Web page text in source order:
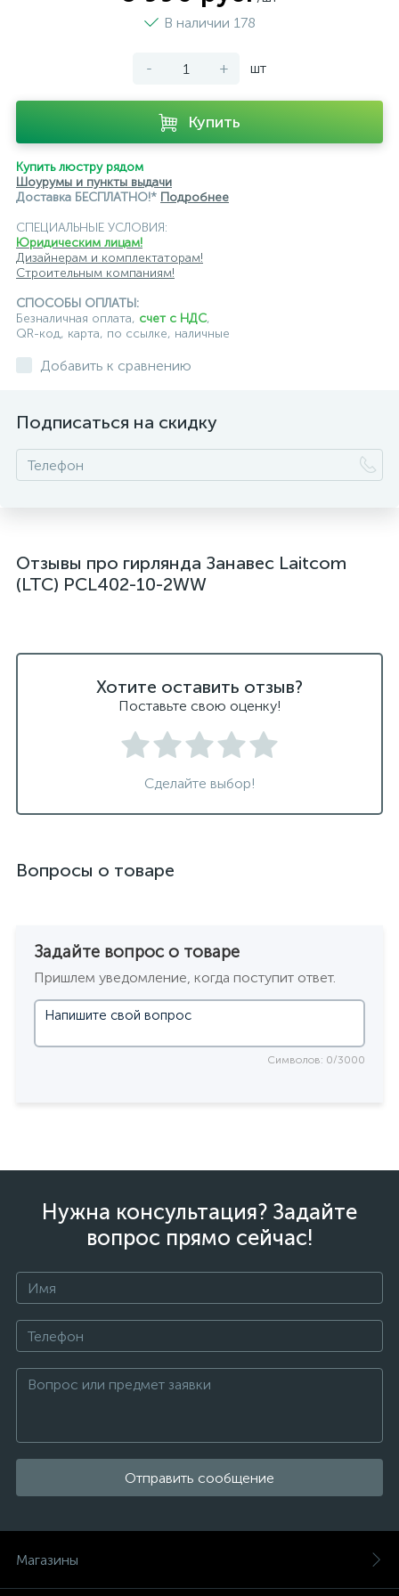
В наличии 178
- + шт
Купить
Купить люстру рядом
Шоурумы и пункты выдачи
Доставка БЕСПЛАТНО!* Подробнее
СПЕЦИАЛЬНЫЕ УСЛОВИЯ:
Юридическим лицам!
Дизайнерам и комплектаторам!
Строительным компаниям!
СПОСОБЫ ОПЛАТЫ:
Безналичная оплата, счет с НДС,
QR-код, карта, по ссылке, наличные
Добавить к сравнению
Подписаться на скидку
Отзывы про гирлянда Занавес Laitcom
(LTC) PCL402-10-2WW
Хотите оставить отзыв?
Поставьте свою оценку!
Сделайте выбор!
Вопросы о товаре
Задайте вопрос о товаре
Пришлем уведомление, когда поступит ответ.
Символов: 0/3000
Нужна консультация? Задайте
вопрос прямо сейчас!
Отправить сообщение
Магазины